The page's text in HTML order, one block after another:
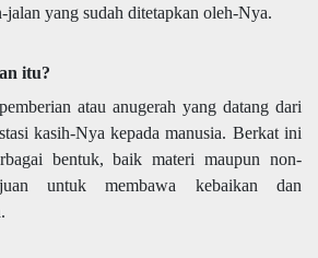
yang sudah ditetapkan oleh-Nya.
itu?
atau anugerah yang datang dari
kasih-Nya kepada manusia. Berkat ini
bentuk, baik materi maupun non-
untuk membawa kebaikan dan